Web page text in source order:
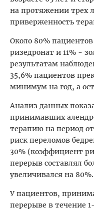
на протяжении трех
приверженность
Около 80%
ризедронат и 11% -
результатам
35,6% пациентов
минимум на год, а
Анализ данных
принимавших
терапию на период
риск переломов
30% (коэффициент
перерыв составлял
увеличивался на 80%.
У пациентов,
перерыве в течение